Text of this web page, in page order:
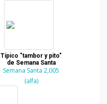
Típico "tambor y pito"
de Semana Santa
Semana Santa 2,005
(alfa)